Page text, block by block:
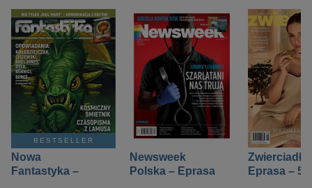
BESTSELLER
Nowa
Fantastyka –
Newsweek
Polska – Eprasa
Zwierciadło
Eprasa – 5/